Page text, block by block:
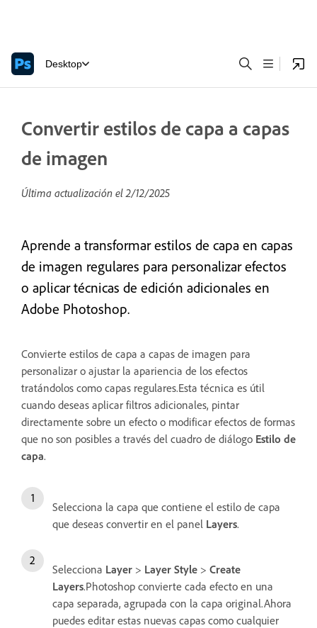
Desktop
Convertir estilos de capa a capas
de imagen
Última actualización el2/12/2025
Aprende a transformar estilos de capa en capas
de imagen regulares para personalizar efectos
o aplicar técnicas de edición adicionales en
Adobe Photoshop.
Convierte estilos de capa a capas de imagen para
personalizar o ajustar la apariencia de los efectos
tratándolos como capas regulares.Esta técnica es útil
cuando deseas aplicar filtros adicionales, pintar
directamente sobre un efecto o modificar efectos de formas
que no son posibles a través del cuadro de diálogo Estilo de
capa.
Selecciona la capa que contiene el estilo de capa
que deseas convertir en el panel Layers.
Selecciona Layer > Layer Style > Create
Layers.Photoshop convierte cada efecto en una
capa separada, agrupada con la capa original.Ahora
puedes editar estas nuevas capas como cualquier